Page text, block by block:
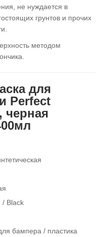
не нуждается в
грунтов и прочих
методом
для
Perfect
черная
/ Black
бампера / пластика